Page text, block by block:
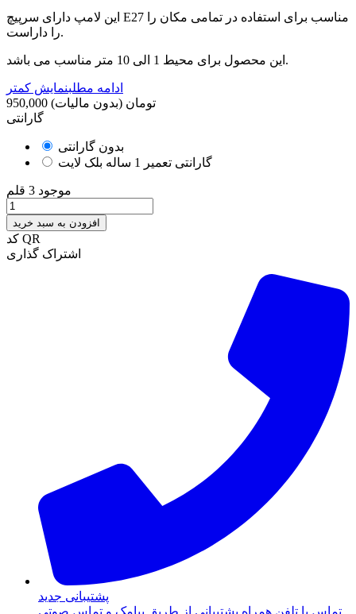
این لامپ دارای سرپیچ E27 مناسب برای استفاده در تمامی مکان را
را داراست.
این محصول برای محیط 1 الی 10 متر مناسب می باشد.
ادامه مطلبنمایش کمتر
950,000 تومان (بدون مالیات)
گارانتی
بدون گارانتی
گارانتی تعمیر 1 ساله بلک لایت
موجود 3 قلم
افزودن به سبد خرید
کد QR
اشتراک گذاری
پشتیبانی جدید
تماس با تلفن همراه پشتیبانی از طریق پیامک و تماس صوتی